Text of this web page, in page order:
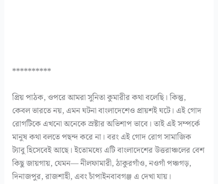
**********
প্রিয় পাঠক, ওপরে আমরা সুনিতা কুমারীর কথা বলেছি। কিন্তু,
কেবল ভারতে নয়, এমন ঘটনা বাংলাদেশেও প্রায়শই ঘটে। এই গোদ
রোগটিকে এখনো অনেকে স্রষ্টার অভিশাপ ভাবে। তাই এই সম্পর্কে
মানুষ কথা বলতে পছন্দ করে না। বরং এই গোদ রোগ সামাজিক
ট্যাবু হিসেবেই আছে। ইতোমধ্যে এটি বাংলাদেশের উত্তরাঞ্চলের বেশ
কিছু জায়গায়, যেমন— নীলফামারী, ঠাকুরগাঁও, নওগাঁ পঞ্চগড়,
দিনাজপুর, রাজশাহী, এবং চাঁপাইনবাবগঞ্জ এ দেখা যায়।